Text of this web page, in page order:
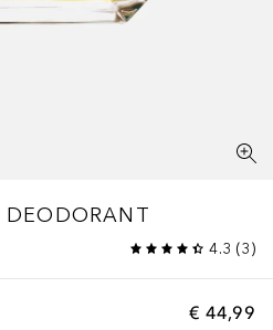
DEODORANT
4.3 (3)
€ 44,99